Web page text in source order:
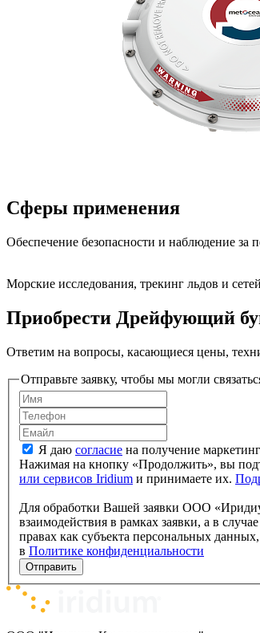
Сферы применения
Обеспечение безопасности и наблюдение за
Морские исследования, трекинг льдов и
Приобрести Дрейфующий
Ответим на вопросы, касающиеся цены,
Отправьте заявку, чтобы мы могли
Я даю согласие на получение
Нажимая на кнопку «Продолжить», вы
или сервисов Iridium и принимаете их.
Для обработки Вашей заявки ООО
взаимодействия в рамках заявки, а в
правах как субъекта персональных
в Политике конфи­денци­альности
Отправить